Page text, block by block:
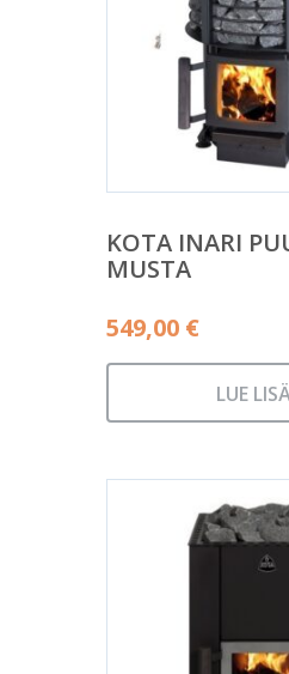
KOTA INARI
MUSTA
549,00 €
LUE